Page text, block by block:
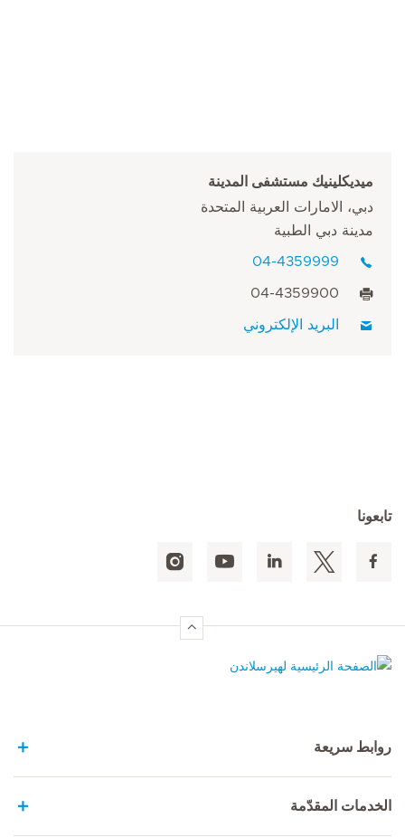
ميديكلينيك مستشفى المدينة
دبي، الامارات العربية المتحدة
مدينة دبي الطبية
04-4359999
04-4359900
البريد الإلكتروني
تابعونا
روابط سريعة
الخدمات المقدّمة